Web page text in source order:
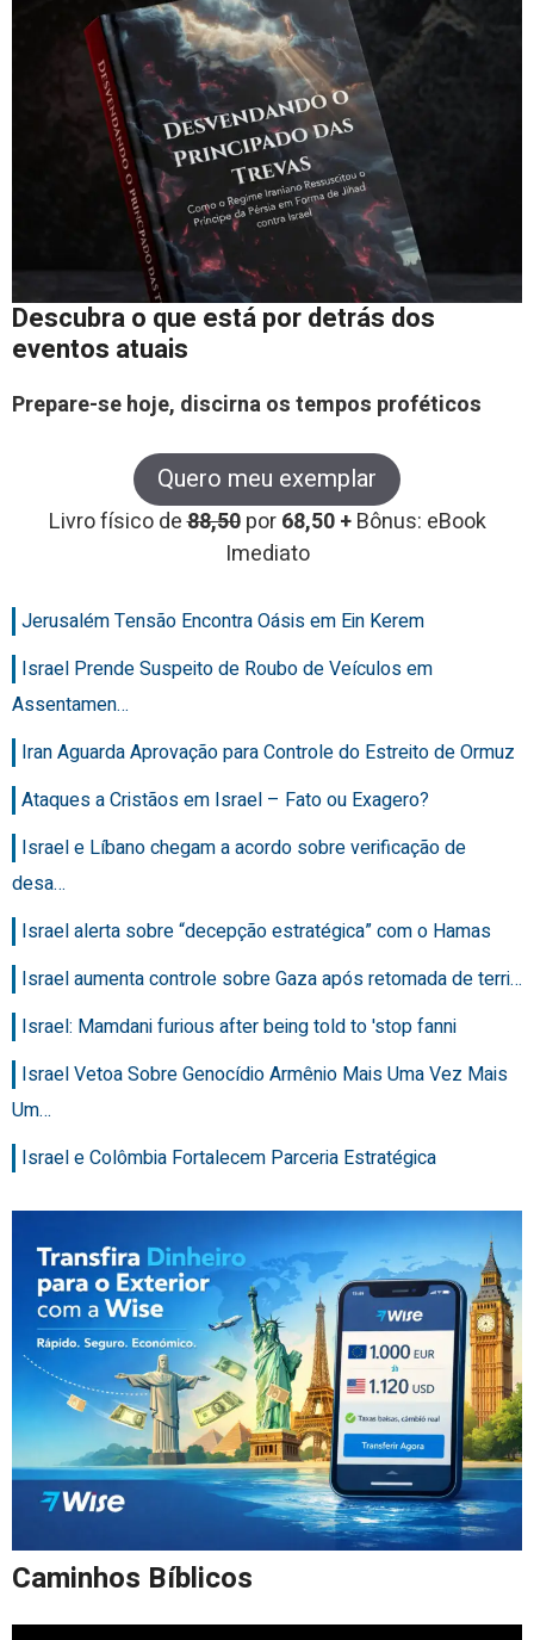
Descubra o que está por detrás dos
eventos atuais
Prepare-se hoje, discirna os tempos proféticos
Quero meu exemplar
Livro físico de88,50 por68,50 +Bônus: eBook
Imediato
Jerusalém Tensão Encontra Oásis em Ein Kerem
Israel Prende Suspeito de Roubo de Veículos em
Assentamen…
Iran Aguarda Aprovação para Controle do Estreito de Ormuz
Ataques a Cristãos em Israel – Fato ou Exagero?
Israel e Líbano chegam a acordo sobre verificação de
desa…
Israel alerta sobre “decepção estratégica” com o Hamas
Israel aumenta controle sobre Gaza após retomada de terri…
Israel: Mamdani furious after being told to 'stop fanni
Israel Vetoa Sobre Genocídio Armênio Mais Uma Vez Mais
Um…
Israel e Colômbia Fortalecem Parceria Estratégica
Caminhos Bíblicos